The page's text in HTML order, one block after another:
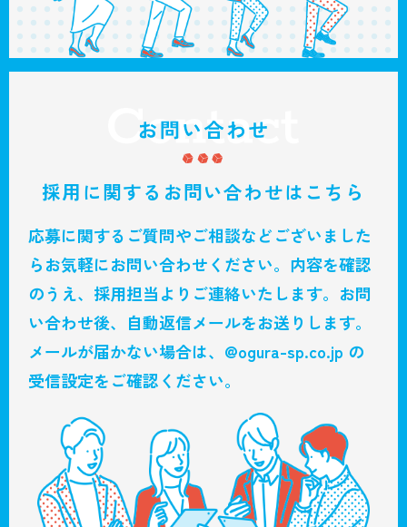
採用に関するお問い合わせはこちら
応募に関するご質問やご相談などございました
らお気軽にお問い合わせください。 内容を確認
のうえ、採用担当よりご連絡いたします。 お問
い合わせ後、自動返信メールをお送りします。
メールが届かない場合は、@ogura-sp.co.jp の
受信設定をご確認ください。